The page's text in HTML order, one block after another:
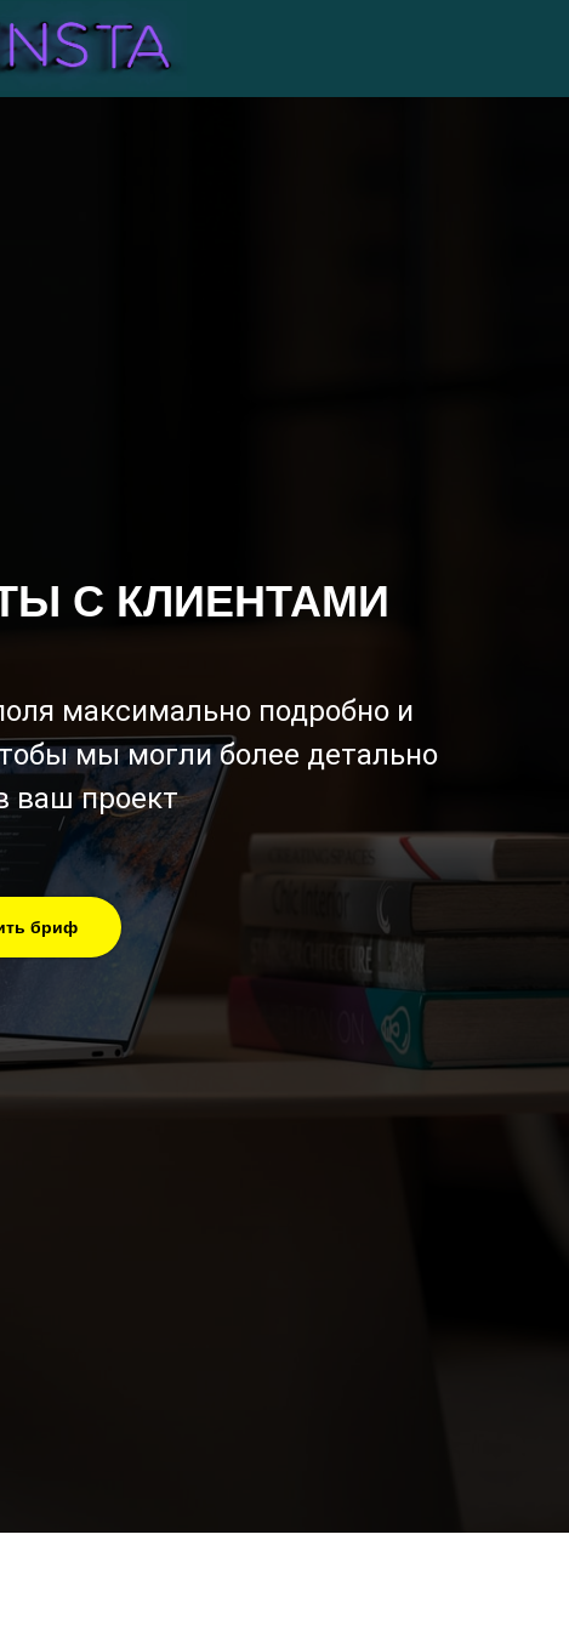
С КЛИЕНТАМИ
максимально подробно и
мы могли более детально
ваш проект
бриф